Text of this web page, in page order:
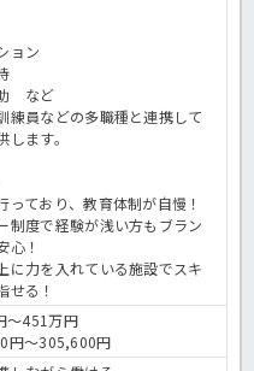
ョン
など
練員などの多職種と連携して
ます。
ており、教育体制が自慢！
制度で経験が浅い方もブラン
心！
に力を入れている施設でスキ
せる！
～451万円
円～305,600円